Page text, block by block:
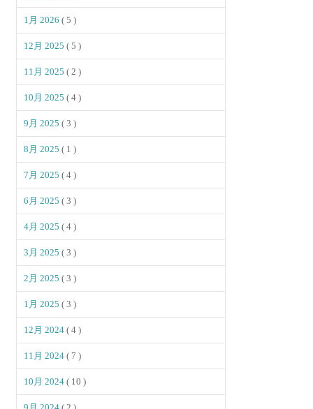
1月 2026( 5 )
12月 2025( 5 )
11月 2025( 2 )
10月 2025( 4 )
9月 2025( 3 )
8月 2025( 1 )
7月 2025( 4 )
6月 2025( 3 )
4月 2025( 4 )
3月 2025( 3 )
2月 2025( 3 )
1月 2025( 3 )
12月 2024( 4 )
11月 2024( 7 )
10月 2024( 10 )